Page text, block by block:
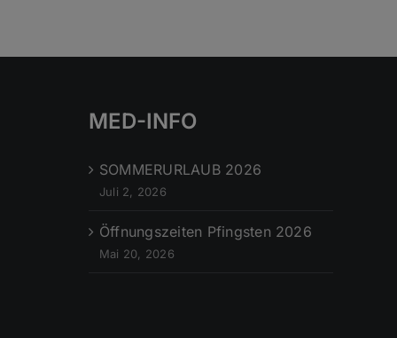
MED-INFO
SOMMERURLAUB 2026
Juli 2, 2026
Öffnungszeiten Pfingsten 2026
Mai 20, 2026